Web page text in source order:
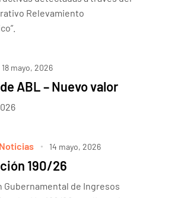
Relevamiento
18 mayo, 2026
ABL – Nuevo valor
Noticias 14 mayo, 2026
190/26
Gubernamental de Ingresos